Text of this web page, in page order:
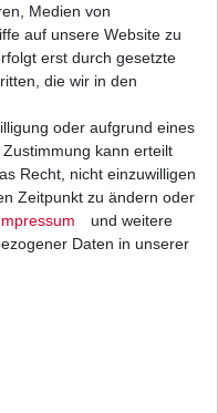
H 346 H346 Standard VORNE
18,68 € *
305 FA305 Standard
Medien von
auf unsere Website zu
erst durch gesetzte
die wir in den
oder aufgrund eines
kann erteilt
Recht, nicht einzuwilligen
Zeitpunkt zu ändern oder
und weitere
Daten in unserer